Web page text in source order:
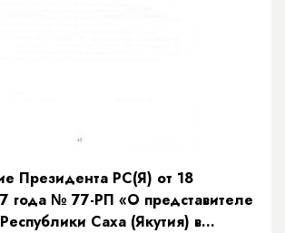
Президента РС(Я) от 18
года № 77-РП «О представителе
Саха (Якутия) в